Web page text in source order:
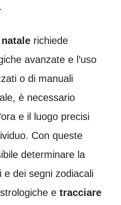
richiede
avanzate e l’uso
o di manuali
è necessario
e il luogo precisi
Con queste
determinare la
e dei segni zodiacali
e tracciare